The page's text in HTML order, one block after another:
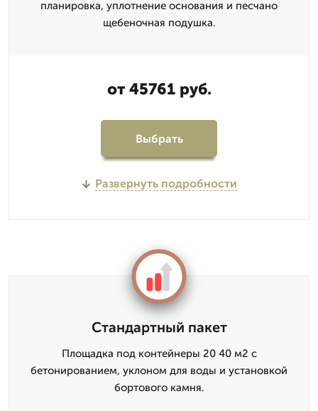
планировка, уплотнение основания и песчано
щебеночная подушка.
от 45761 руб.
Выбрать
Развернуть подробности
Стандартный пакет
Площадка под контейнеры 20 40 м2 с
бетонированием, уклоном для воды и установкой
бортового камня.